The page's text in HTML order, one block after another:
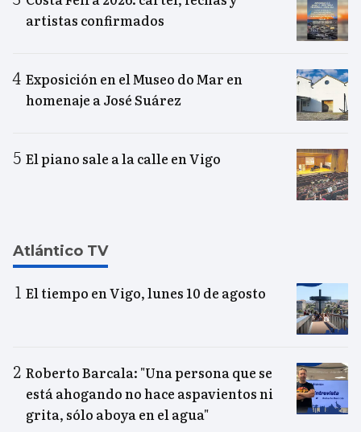
artistas confirmados
Exposición en el Museo do Mar en
homenaje a José Suárez
El piano sale a la calle en Vigo
Atlántico TV
El tiempo en Vigo, lunes 10 de agosto
Roberto Barcala: "Una persona que se
está ahogando no hace aspavientos ni
grita, sólo aboya en el agua"